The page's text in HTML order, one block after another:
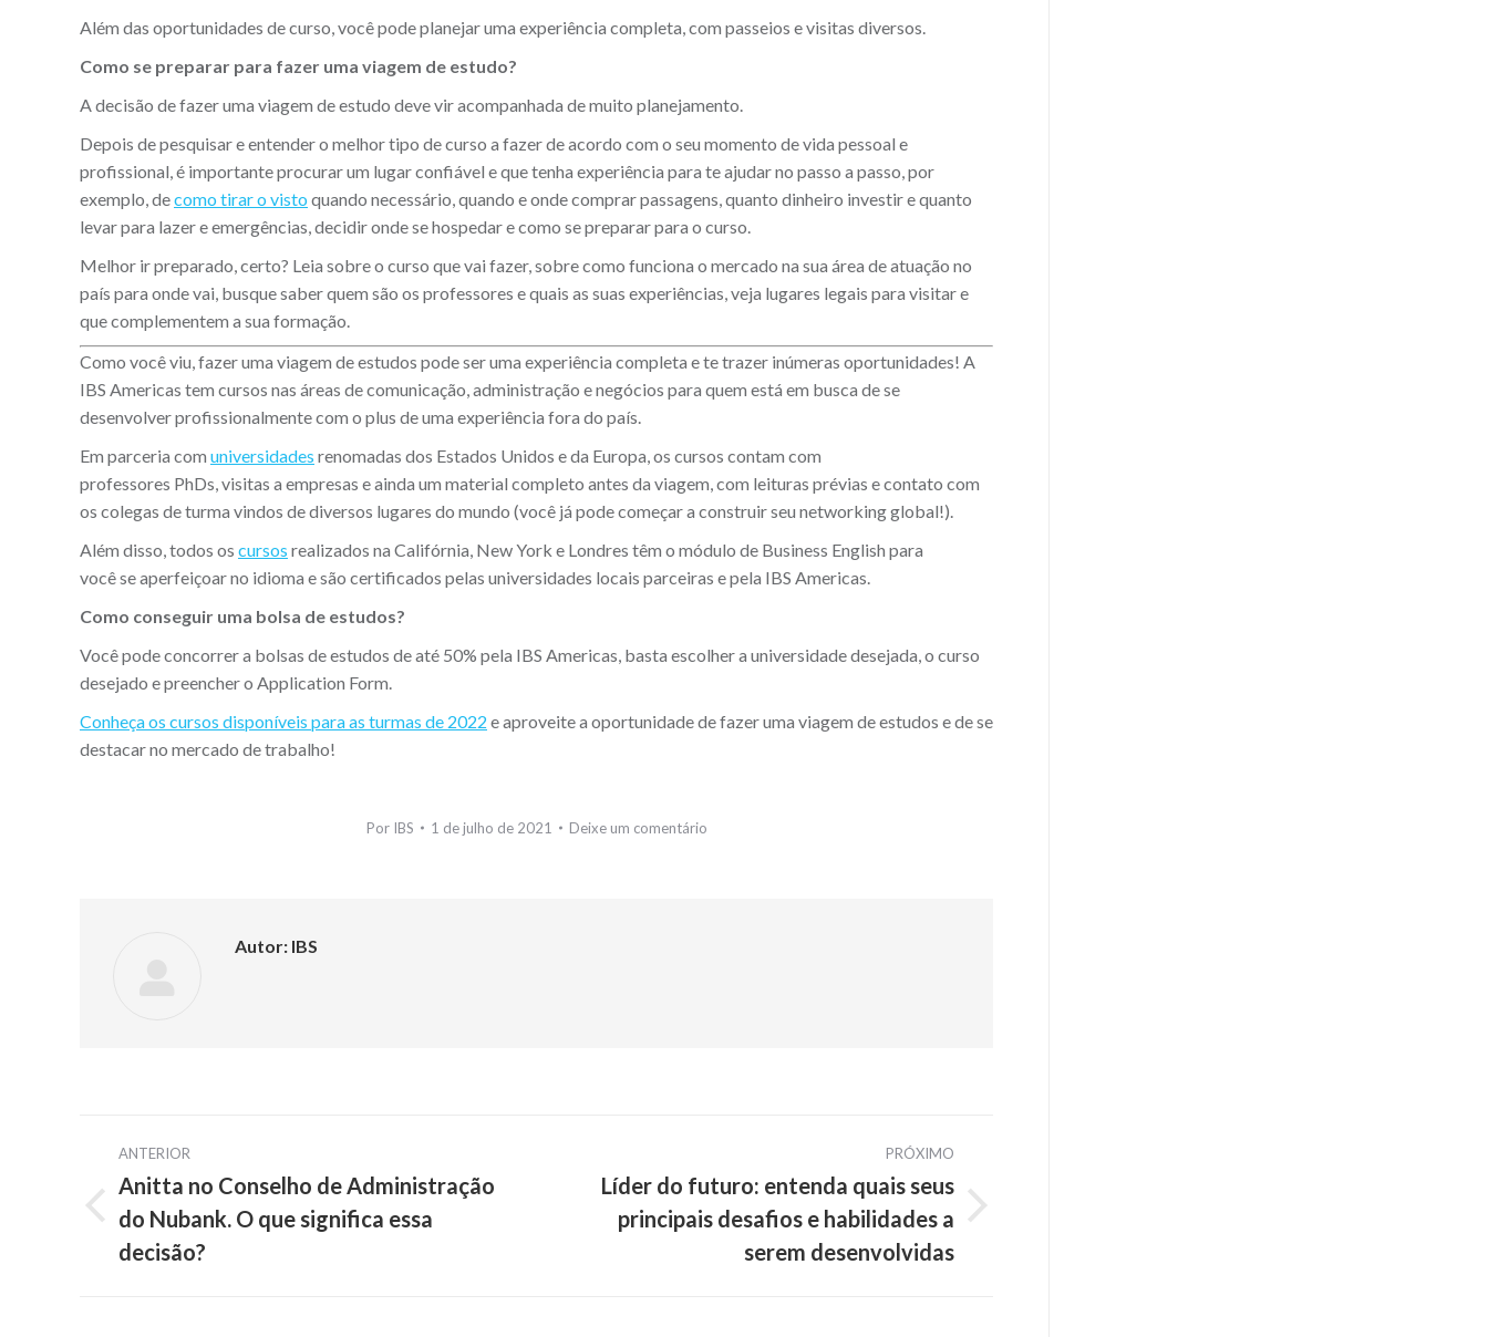
Além das oportunidades de curso, você pode planejar uma experiência completa, com passeios e visitas diversos.
Como se preparar para fazer uma viagem de estudo?
A decisão de fazer uma viagem de estudo deve vir acompanhada de muito planejamento.
Depois de pesquisar e entender o melhor tipo de curso a fazer de acordo com o seu momento de vida pessoal e
profissional, é importante procurar um lugar confiável e que tenha experiência para te ajudar no passo a passo, por
exemplo, decomo tirar o visto quando necessário, quando e onde comprar passagens, quanto dinheiro investir e quanto
levar para lazer e emergências, decidir onde se hospedar e como se preparar para o curso.
Melhor ir preparado, certo? Leia sobre o curso que vai fazer, sobre como funciona o mercado na sua área de atuação no
país para onde vai, busque saber quem são os professores e quais as suas experiências, veja lugares legais para visitar e
que complementem a sua formação.
Como você viu, fazer uma viagem de estudos pode ser uma experiência completa e te trazer inúmeras oportunidades! A
IBS Americas tem cursos nas áreas de comunicação, administração e negócios para quem está em busca de se
desenvolver profissionalmente com o plus de uma experiência fora do país.
Em parceria com universidades renomadas dos Estados Unidos e da Europa, os cursos contam com
professores PhDs, visitas a empresas e ainda um material completo antes da viagem, com leituras prévias e contato com
os colegas de turma vindos de diversos lugares do mundo (você já pode começar a construir seu networking global!).
Além disso, todos os cursos realizados na Califórnia, New York e Londres têm o módulo de Business English para
você se aperfeiçoar no idioma e são certificados pelas universidades locais parceiras e pela IBS Americas.
Como conseguir uma bolsa de estudos?
Você pode concorrer a bolsas de estudos de até 50% pela IBS Americas, basta escolher a universidade desejada, o curso
desejado e preencher o Application Form.
Conheça os cursos disponíveis para as turmas de 2022 e aproveite a oportunidade de fazer uma viagem de estudos e de se
destacar no mercado de trabalho!
Por IBS 1 de julho de 2021 Deixe um comentário
Autor: IBS
Navegação
de
post:
ANTERIOR
Post
anterior:
Anitta no Conselho de Administração
do Nubank. O que significa essa
decisão?
PRÓXIMO
Próximo
Líder do futuro: entenda quais seus
principais desafios e habilidades a
serem desenvolvidas